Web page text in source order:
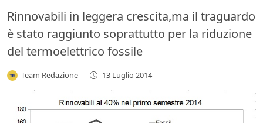
Rinnovabili in leggera crescita,ma il traguardo
è stato raggiunto soprattutto per la riduzione
del termoelettrico fossile
Team Redazione - 13 Luglio 2014